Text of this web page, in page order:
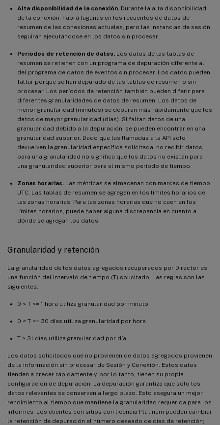
Alta disponibilidad de la conexión. Durante la alta disponibilidad
de la conexión, habrá lagunas en los recuentos de datos de
resumen de las conexiones actuales, pero las instancias de sesión
seguirán ejecutándose en los datos sin procesar.
Períodos de retención de datos. Los datos de las tablas de
resumen se retienen con un programa de depuración diferente al
del programa de datos de eventos sin procesar. Los datos pueden
faltar porque se han depurado de las tablas de resumen o sin
procesar. Los períodos de retención también pueden diferir para
diferentes granularidades de datos de resumen. Los datos de
menor granularidad (minutos) se depuran más rápidamente que los
datos de mayor granularidad (días). Si faltan datos de una
granularidad debido a la depuración, se pueden encontrar en una
granularidad superior. Dado que las llamadas a la API solo
devuelven la granularidad específica solicitada, no recibir datos
para una granularidad no significa que los datos no existan para
una granularidad superior para el mismo período de tiempo.
Zonas horarias. Las métricas se almacenan con marcas de tiempo
UTC. Las tablas de resumen se agregan en los límites horarios de
las zonas horarias. Para las zonas horarias que no caen en los
límites horarios, puede haber alguna discrepancia en cuanto a
dónde se agregan los datos.
Granularidad y retención
La granularidad de los datos agregados recuperados por Director es
una función del intervalo de tiempo (T) solicitado. Las reglas son las
siguientes:
0 < T <= 1 hora utiliza granularidad por minuto
0 < T <= 30 días utiliza granularidad por hora
T > 31 días utiliza granularidad por día
Los datos solicitados que no provienen de datos agregados provienen
de la información sin procesar de Sesión y Conexión. Estos datos
tienden a crecer rápidamente y, por lo tanto, tienen su propia
configuración de depuración. La depuración garantiza que solo los
datos relevantes se conserven a largo plazo. Esto asegura un mejor
rendimiento al tiempo que mantiene la granularidad requerida para los
informes. Los clientes con sitios con licencia Platinum pueden cambiar
la retención de depuración al número deseado de días de retención;